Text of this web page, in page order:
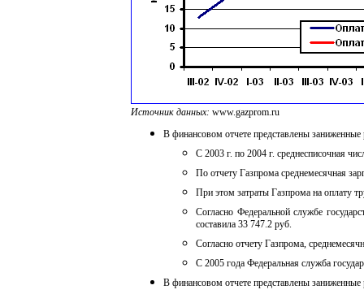
Источник данных: www.gazprom.ru
В финансовом отчете представлены
С 2003 г. по 2004 г. среднесписочная
По отчету Газпрома среднемесячная
При этом затраты Газпрома на оплату
Согласно Федеральной службе
составила 33 747.2 руб.
Согласно отчету Газпрома,
С 2005 года Федеральная служба
В финансовом отчете представлены